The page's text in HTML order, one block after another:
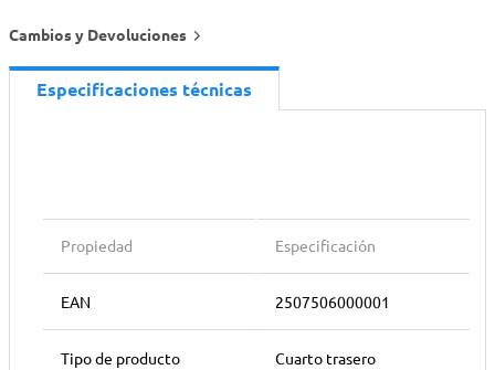
Cambios y Devoluciones
Especificaciones técnicas
Propiedad Especificación
EAN 2507506000001
Tipo de producto Cuarto trasero